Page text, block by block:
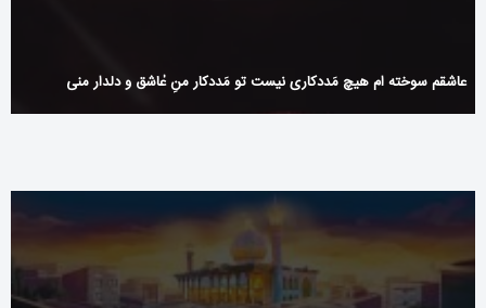
عاشقم سوخته ام هیچ مَددکاری نیست‏ ‌‏تو مَددکار منِ عٰاشق و دلدار منی ‌